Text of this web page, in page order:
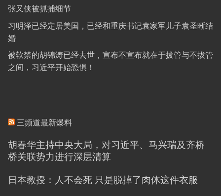
张又侠被抓捕细节
习明泽已经定居美国，已经和重庆书记袁家军儿子袁圣晰结
婚
被软禁的胡锦涛已经去世，宣布不宣布就在于拔管与不拔管
之间，习近平开始恐惧！
三频道最新爆料
胡春华主持中央大局，对习近平、马兴瑞及齐桥
桥关联势力进行深层清算
日本教授：人不会死 只是脱掉了肉体这件衣服